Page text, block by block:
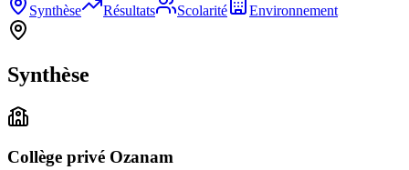
Synthèse
Résultats Scolarité Environnement
Synthèse
Collège privé Ozanam